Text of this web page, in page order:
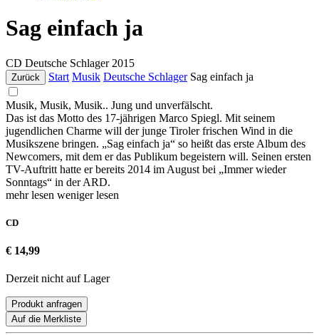
Sag einfach ja
CD Deutsche Schlager 2015
Zurück Start Musik Deutsche Schlager Sag einfach ja
Musik, Musik, Musik.. Jung und unverfälscht.
Das ist das Motto des 17-jährigen Marco Spiegl. Mit seinem
jugendlichen Charme will der junge Tiroler frischen Wind in die
Musikszene bringen. „Sag einfach ja“ so heißt das erste Album des
Newcomers, mit dem er das Publikum begeistern will. Seinen ersten
TV-Auftritt hatte er bereits 2014 im August bei „Immer wieder
Sonntags“ in der ARD.
mehr lesen weniger lesen
CD
€ 14,99
Derzeit nicht auf Lager
Produkt anfragen
Auf die Merkliste